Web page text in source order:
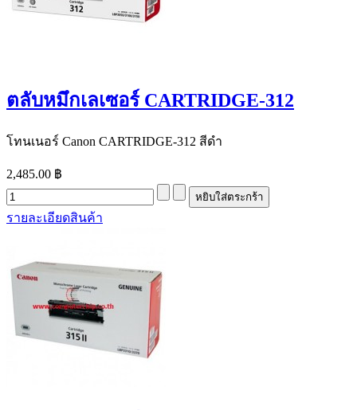
ตลับหมึกเลเซอร์ CARTRIDGE-312
โทนเนอร์ Canon CARTRIDGE-312 สีดำ
2,485.00 ฿
รายละเอียดสินค้า